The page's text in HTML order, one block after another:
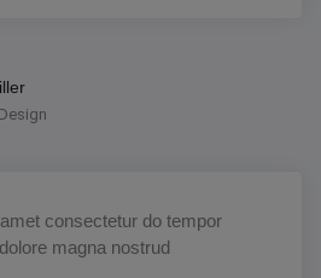
consectetur do tempor
magna nostrud